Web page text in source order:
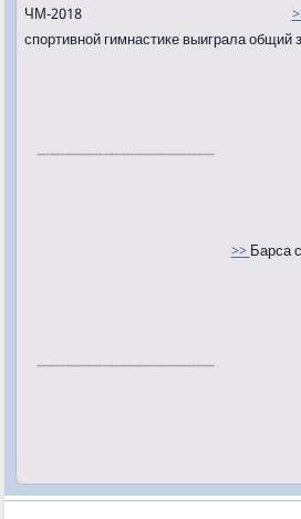
ЧМ-2018
спортивной гимнастике выиграла общий
>>Барса